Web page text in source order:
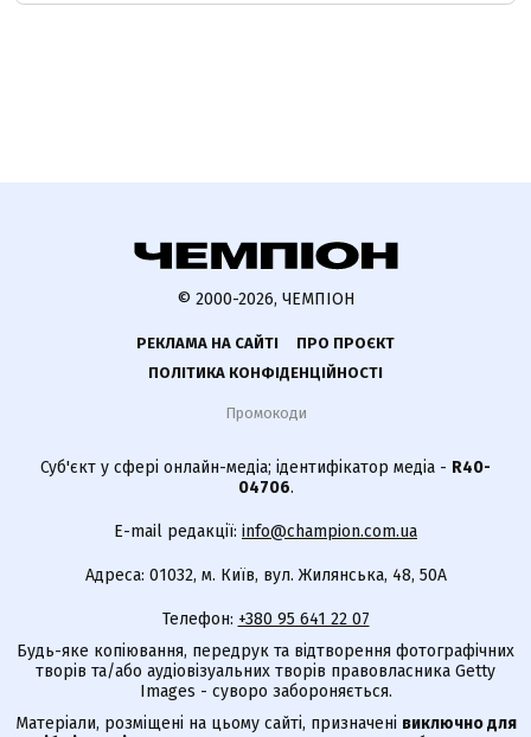
© 2000-2026, ЧЕМПІОН
РЕКЛАМА НА САЙТІ
ПРО ПРОЄКТ
ПОЛІТИКА КОНФІДЕНЦІЙНОСТІ
Промокоди
Суб'єкт у сфері онлайн-медіа; ідентифікатор медіа - R40-
04706.
E-mail редакції: info@champion.com.ua
Адреса: 01032, м. Київ, вул. Жилянська, 48, 50А
Телефон: +380 95 641 22 07
Будь-яке копіювання, передрук та відтворення фотографічних
творів та/або аудіовізуальних творів правовласника Getty
Images - суворо забороняється.
Матеріали, розміщені на цьому сайті, призначені виключно для